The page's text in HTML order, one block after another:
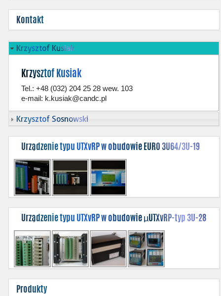
Kontakt
Krzysztof Kusiak
Krzysztof Kusiak
Tel.: +48 (032) 204 25 28 wew. 103
e-mail: k.kusiak@candc.pl
Krzysztof Sosnowski
Urządzenie typu UTXvRP w obudowie EURO 3U64/3U-19
Urządzenie typu UTXvRP w obudowie µUTXvRP-typ 3U-28
Produkty